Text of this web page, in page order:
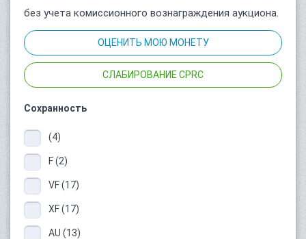
без учета комиссионного вознаграждения аукциона.
ОЦЕНИТЬ МОЮ МОНЕТУ
СЛАБИРОВАНИЕ CPRC
Сохранность
(4)
F (2)
VF (17)
XF (17)
AU (13)